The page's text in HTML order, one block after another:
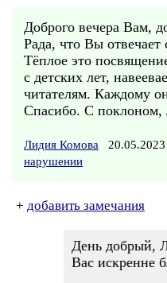
Доброго вечера Вам,
Рада, что Вы
Тёплое это
с детских лет,
читателям. Каждому
Спасибо. С поклоном,
Лидия Комова
нарушении
+ добавить замечания
День добрый,
Вас искренне